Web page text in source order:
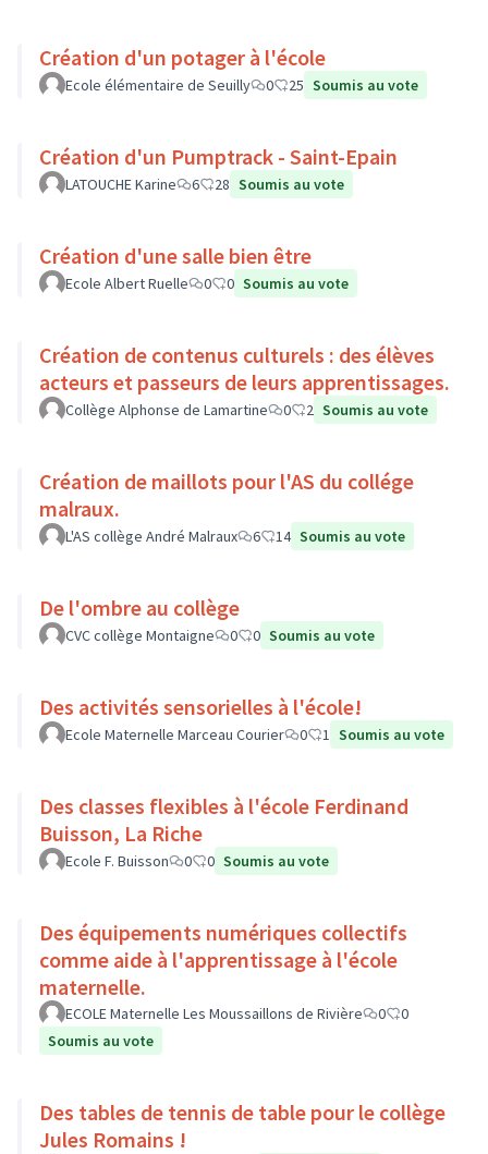
Création d'un potager à l'école
Ecole élémentaire de Seuilly 0 25 Soumis au vote
Création d'un Pumptrack - Saint-Epain
LATOUCHE Karine 6 28 Soumis au vote
Création d'une salle bien être
Ecole Albert Ruelle 0 0 Soumis au vote
Création de contenus culturels : des élèves
acteurs et passeurs de leurs apprentissages.
Collège Alphonse de Lamartine 0 2 Soumis au vote
Création de maillots pour l'AS du collége
malraux.
L'AS collège André Malraux 6 14 Soumis au vote
De l'ombre au collège
CVC collège Montaigne 0 0 Soumis au vote
Des activités sensorielles à l'école!
Ecole Maternelle Marceau Courier 0 1 Soumis au vote
Des classes flexibles à l'école Ferdinand
Buisson, La Riche
Ecole F. Buisson 0 0 Soumis au vote
Des équipements numériques collectifs
comme aide à l'apprentissage à l'école
maternelle.
ECOLE Maternelle Les Moussaillons de Rivière 0
0
Soumis au vote
Des tables de tennis de table pour le collège
Jules Romains !